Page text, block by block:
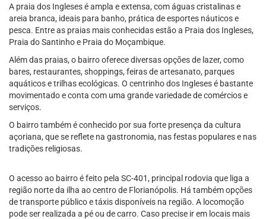
A praia dos Ingleses é ampla e extensa, com águas cristalinas e
areia branca, ideais para banho, prática de esportes náuticos e
pesca. Entre as praias mais conhecidas estão a Praia dos Ingleses,
Praia do Santinho e Praia do Moçambique.
Além das praias, o bairro oferece diversas opções de lazer, como
bares, restaurantes, shoppings, feiras de artesanato, parques
aquáticos e trilhas ecológicas. O centrinho dos Ingleses é bastante
movimentado e conta com uma grande variedade de comércios e
serviços.
O bairro também é conhecido por sua forte presença da cultura
açoriana, que se reflete na gastronomia, nas festas populares e nas
tradições religiosas.
O acesso ao bairro é feito pela SC-401, principal rodovia que liga a
região norte da ilha ao centro de Florianópolis. Há também opções
de transporte público e táxis disponíveis na região. A locomoção
pode ser realizada a pé ou de carro. Caso precise ir em locais mais